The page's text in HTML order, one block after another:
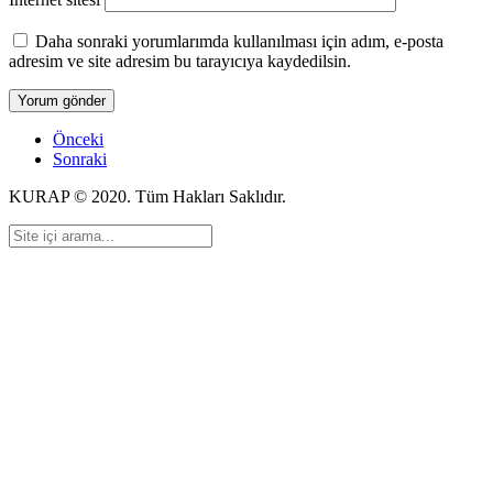
Daha sonraki yorumlarımda kullanılması için adım, e-posta
adresim ve site adresim bu tarayıcıya kaydedilsin.
Önceki
Sonraki
KURAP © 2020. Tüm Hakları Saklıdır.